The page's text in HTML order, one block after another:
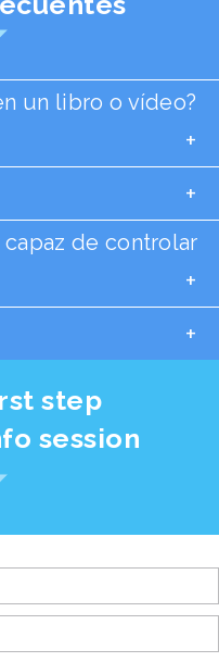
un libro o vídeo?
+
+
capaz de controlar
+
+
step
session